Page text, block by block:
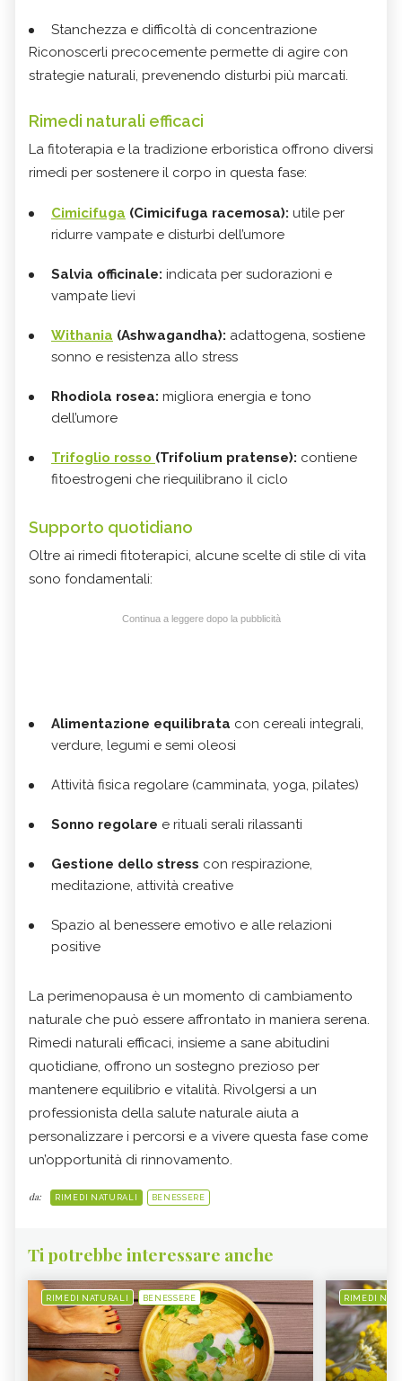
Stanchezza e difficoltà di concentrazione
Riconoscerli precocemente permette di agire con
strategie naturali, prevenendo disturbi più marcati.
Rimedi naturali efficaci
La fitoterapia e la tradizione erboristica offrono diversi
rimedi per sostenere il corpo in questa fase:
Cimicifuga (Cimicifuga racemosa): utile per
ridurre vampate e disturbi dell’umore
Salvia officinale: indicata per sudorazioni e
vampate lievi
Withania (Ashwagandha): adattogena, sostiene
sonno e resistenza allo stress
Rhodiola rosea: migliora energia e tono
dell’umore
Trifoglio rosso (Trifolium pratense): contiene
fitoestrogeni che riequilibrano il ciclo
Supporto quotidiano
Oltre ai rimedi fitoterapici, alcune scelte di stile di vita
sono fondamentali:
Continua a leggere dopo la pubblicità
Alimentazione equilibrata con cereali integrali,
verdure, legumi e semi oleosi
Attività fisica regolare (camminata, yoga, pilates)
Sonno regolare e rituali serali rilassanti
Gestione dello stress con respirazione,
meditazione, attività creative
Spazio al benessere emotivo e alle relazioni
positive
La perimenopausa è un momento di cambiamento
naturale che può essere affrontato in maniera serena.
Rimedi naturali efficaci, insieme a sane abitudini
quotidiane, offrono un sostegno prezioso per
mantenere equilibrio e vitalità. Rivolgersi a un
professionista della salute naturale aiuta a
personalizzare i percorsi e a vivere questa fase come
un’opportunità di rinnovamento.
da: RIMEDI NATURALI BENESSERE
Ti potrebbe interessare anche
RIMEDI NATURALI BENESSERE RIMEDI